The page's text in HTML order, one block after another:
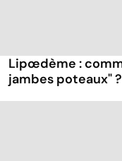
Lipœdème :
jambes poteaux" ?